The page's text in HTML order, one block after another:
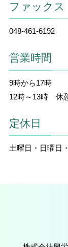
ファックス
048-461-6192
営業時間
9時から17時
12時～13時 休
定休日
土曜日・日曜日